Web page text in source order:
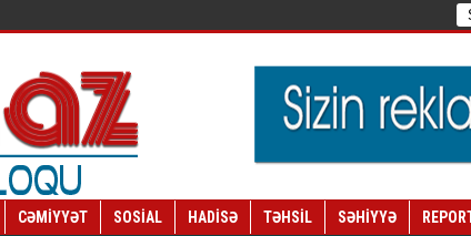
CƏMİYYƏT SOSİAL HADİSƏ TƏHSİL SƏHİYYƏ